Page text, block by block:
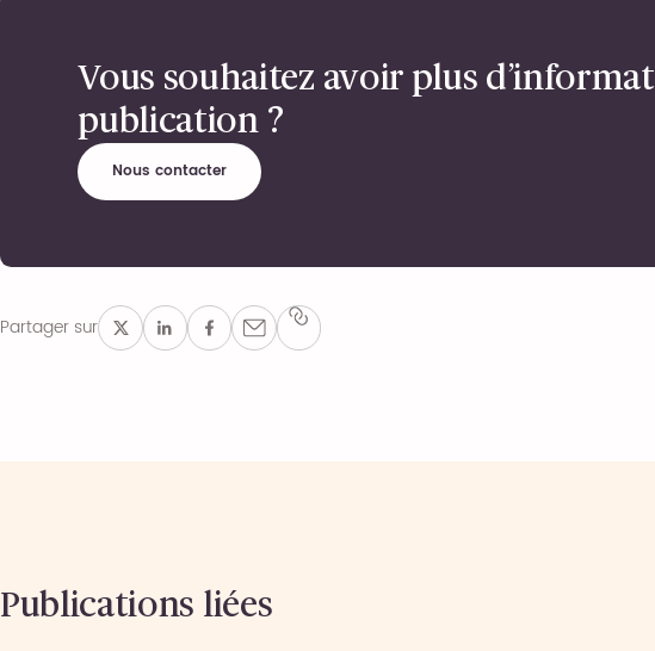
Vous souhaitez avoir plus
publication ?
Nous contacter
Partager sur
Publications liées